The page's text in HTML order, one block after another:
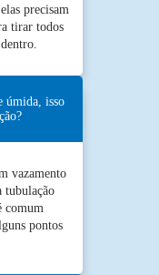
precisam
tirar todos
úmida, isso
vazamento
tubulação
comum
pontos